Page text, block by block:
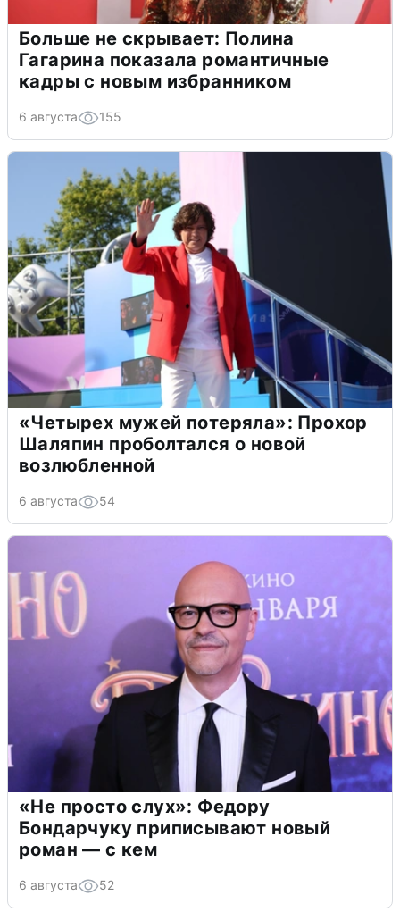
Больше не скрывает: Полина
Гагарина показала романтичные
кадры с новым избранником
6 августа 155
«Четырех мужей потеряла»: Прохор
Шаляпин проболтался о новой
возлюбленной
6 августа 54
«Не просто слух»: Федору
Бондарчуку приписывают новый
роман — с кем
6 августа 52